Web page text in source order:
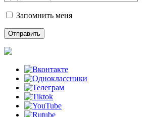
Запомнить меня